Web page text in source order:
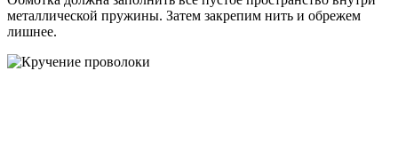
металлической пружины. Затем закрепим нить и обрежем
лишнее.